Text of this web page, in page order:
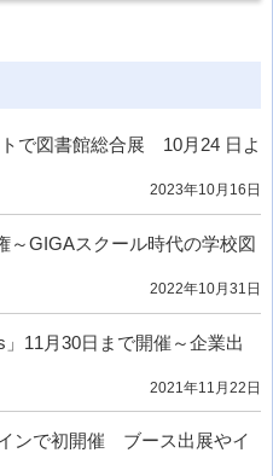
で図書館総合展 10月24 日よ
2023年10月16日
～GIGAスクール時代の学校図
2022年10月31日
」11月30日まで開催～企業出
2021年11月22日
ンで初開催 ブース出展やイ